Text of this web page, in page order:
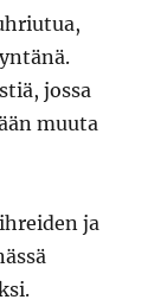
jossa
muuta
ja